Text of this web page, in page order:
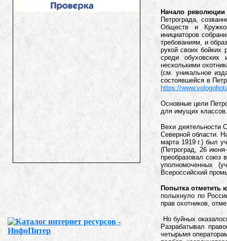
Начало
Петрограда,
Обществ и
инициаторов
требованиям, и
рукой своих бойких
среди обуховских
несколькими
(см. уникальное
состоявшейся в
https://
Основные цели
для имущих классов.
Вехи деятельности
Северной области.
марта 1919 г.) был
(Петроград, 26
преобразовал союз
уполномоченных
Всероссийский
Попытка отметить
полыхнуло по
прав охотников,
Но буйных
Разрабатывал
четырьмя